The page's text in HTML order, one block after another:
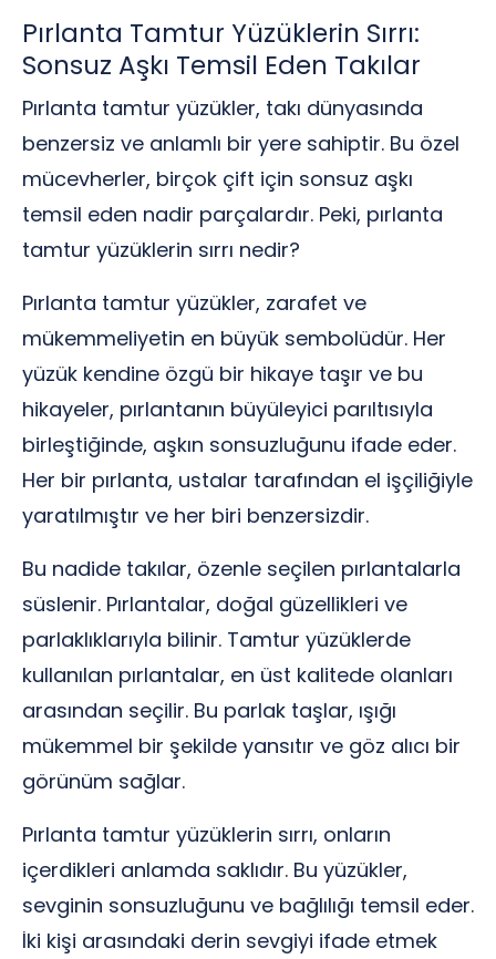
Pırlanta Tamtur Yüzüklerin Sırrı:
Sonsuz Aşkı Temsil Eden Takılar
Pırlanta tamtur yüzükler, takı dünyasında
benzersiz ve anlamlı bir yere sahiptir. Bu özel
mücevherler, birçok çift için sonsuz aşkı
temsil eden nadir parçalardır. Peki, pırlanta
tamtur yüzüklerin sırrı nedir?
Pırlanta tamtur yüzükler, zarafet ve
mükemmeliyetin en büyük sembolüdür. Her
yüzük kendine özgü bir hikaye taşır ve bu
hikayeler, pırlantanın büyüleyici parıltısıyla
birleştiğinde, aşkın sonsuzluğunu ifade eder.
Her bir pırlanta, ustalar tarafından el işçiliğiyle
yaratılmıştır ve her biri benzersizdir.
Bu nadide takılar, özenle seçilen pırlantalarla
süslenir. Pırlantalar, doğal güzellikleri ve
parlaklıklarıyla bilinir. Tamtur yüzüklerde
kullanılan pırlantalar, en üst kalitede olanları
arasından seçilir. Bu parlak taşlar, ışığı
mükemmel bir şekilde yansıtır ve göz alıcı bir
görünüm sağlar.
Pırlanta tamtur yüzüklerin sırrı, onların
içerdikleri anlamda saklıdır. Bu yüzükler,
sevginin sonsuzluğunu ve bağlılığı temsil eder.
İki kişi arasındaki derin sevgiyi ifade etmek